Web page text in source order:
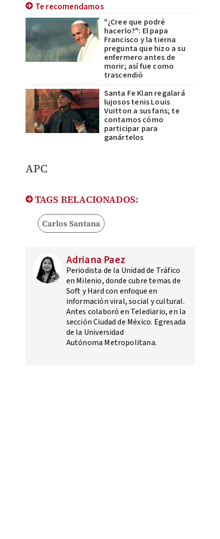
Te recomendamos
"¿Cree que podré
hacerlo?": El papa
Francisco y la tierna
pregunta que hizo a su
enfermero antes de
morir; así fue como
trascendió
Santa Fe Klan regalará
lujosos tenis Louis
Vuitton a sus fans; te
contamos cómo
participar para
ganártelos
APC
TAGS RELACIONADOS:
Carlos Santana
Adriana Paez
Periodista de la Unidad de Tráfico
en Milenio, donde cubre temas de
Soft y Hard con enfoque en
información viral, social y cultural.
Antes colaboró en Telediario, en la
sección Ciudad de México. Egresada
de la Universidad
Autónoma Metropolitana.